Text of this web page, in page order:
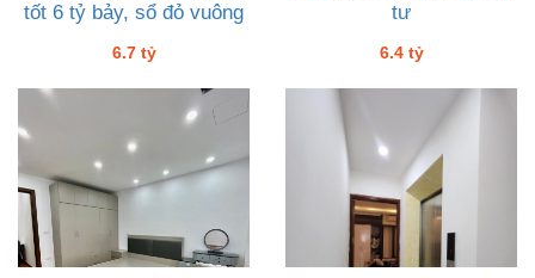
tốt 6 tỷ bảy, sổ đỏ vuông
6.7 tỷ
tư
6.4 tỷ